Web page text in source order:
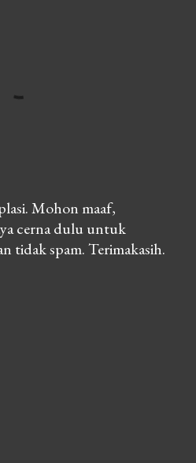
Mohon maaf,
cerna dulu untuk
tidak spam. Terimakasih.